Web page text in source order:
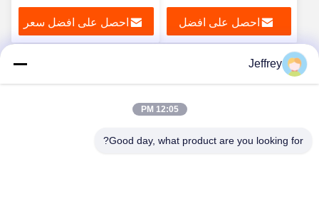
هيكل مضغوط
احصل على افضل
احصل على افضل سعر
Jeffrey
12:05 PM
Good day, what product are you looking for?